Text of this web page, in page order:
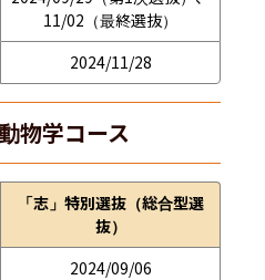
11/02（最終選抜）
2024/11/28
物学コース
「志」特別選抜（総合型選
抜）
2024/09/06